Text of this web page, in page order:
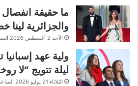
ما حقيقة انفصال
والجزائرية
الأحد 2 أغسطس 2026 الساعة 9:35 م
ولية عهد
ليلة تتويج “لا
الثلاثاء 21 يوليو 2026 الساعة 5:53 ص